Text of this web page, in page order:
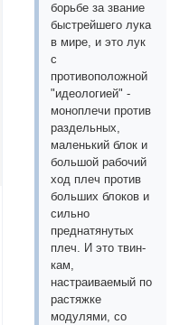
борьбе за звание
быстрейшего лука
в мире, и это лук
с
противоположной
"идеологией" -
моноплечи против
раздельных,
маленький блок и
большой рабочий
ход плеч против
больших блоков и
сильно
преднатянутых
плеч. И это твин-
кам,
настраиваемый по
растяжке
модулями, со